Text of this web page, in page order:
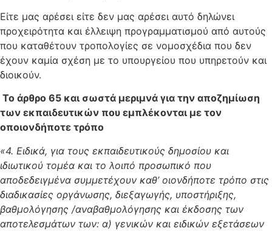
Είτε μας αρέσει είτε δεν μας αρέσει αυτό δηλώνει
προχειρότητα και έλλειψη προγραμματισμού από αυτούς
που καταθέτουν τροπολογίες σε νομοσχέδια που δεν
έχουν καμία σχέση με το υπουργείου που υπηρετούν και
διοικούν.
Το άρθρο 65 και σωστά μεριμνά για την αποζημίωση
των εκπαιδευτικών που εμπλέκονται με τον
οποιονδήποτε τρόπο
«4. Ειδικά, για τους εκπαιδευτικούς δημοσίου και
ιδιωτικού τομέα και το λοιπό προσωπικό που
αποδεδειγμένα συμμετέχουν καθ’ οιονδήποτε τρόπο στις
διαδικασίες οργάνωσης, διεξαγωγής, υποστήριξης,
βαθμολόγησης /αναβαθμολόγησης και έκδοσης των
αποτελεσμάτων των: α) γενικών και ειδικών εξετάσεων